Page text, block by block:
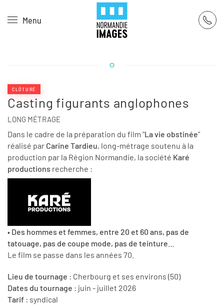
Skip to main content
Menu
CLÔTURÉ
Casting figurants anglophones
LONG MÉTRAGE
Dans le cadre de la préparation du film "La vie obstinée"
réalisé par Carine Tardieu, long-métrage soutenu à la
production par la Région Normandie, la société Karé
productions recherche :
• Des hommes et femmes, entre 20 et 60 ans, pas de
tatouage, pas de coupe mode, pas de teinture
Le film se passe dans les années 70.
Lieu de tournage : Cherbourg et ses environs (50)
Dates du tournage : juin - juillet 2026
Tarif : syndical
Panneau de gestion des cookies